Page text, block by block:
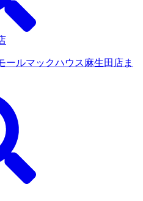
ールマックハウス麻生田店ま